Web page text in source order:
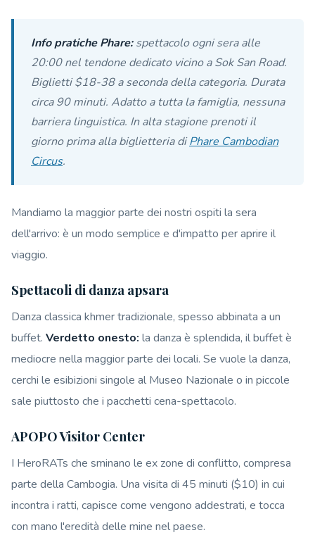
Info pratiche Phare:spettacolo ogni sera alle
20:00 nel tendone dedicato vicino a Sok San Road.
Biglietti $18-38 a seconda della categoria. Durata
circa 90 minuti. Adatto a tutta la famiglia, nessuna
barriera linguistica. In alta stagione prenoti il
giorno prima alla biglietteria diPhare Cambodian
Circus.
Mandiamo la maggior parte dei nostri ospiti la sera
dell'arrivo: è un modo semplice e d'impatto per aprire il
viaggio.
Spettacoli di danza apsara
Danza classica khmer tradizionale, spesso abbinata a un
buffet. Verdetto onesto: la danza è splendida, il buffet è
mediocre nella maggior parte dei locali. Se vuole la danza,
cerchi le esibizioni singole al Museo Nazionale o in piccole
sale piuttosto che i pacchetti cena-spettacolo.
APOPO Visitor Center
I HeroRATs che sminano le ex zone di conflitto, compresa
parte della Cambogia. Una visita di 45 minuti ($10) in cui
incontra i ratti, capisce come vengono addestrati, e tocca
con mano l'eredità delle mine nel paese.